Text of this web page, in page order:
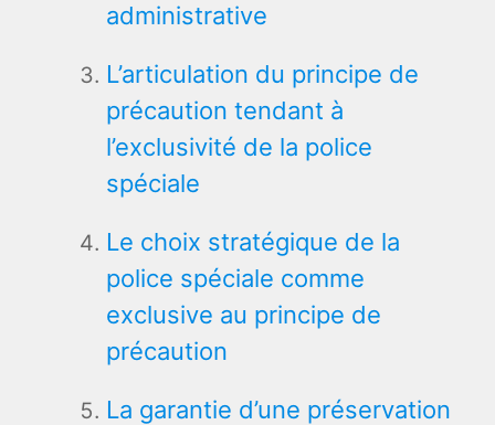
administrative
L’articulation du principe de
précaution tendant à
l’exclusivité de la police
spéciale
Le choix stratégique de la
police spéciale comme
exclusive au principe de
précaution
La garantie d’une préservation